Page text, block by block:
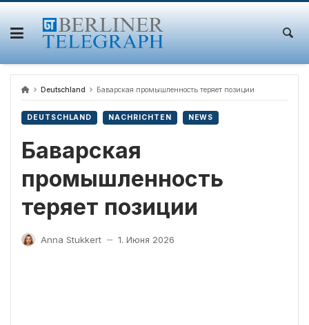
Skip
content
Deutschland Баварская промышленность теряет позиции
DEUTSCHLAND NACHRICHTEN NEWS
Баварская
промышленность
теряет позиции
Anna Stukkert — 1. Июня 2026